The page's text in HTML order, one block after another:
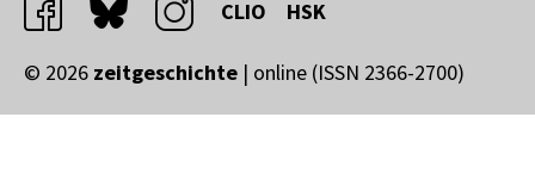
facebookbluesky instagram
CLIO HSK
© 2026 zeitgeschichte | online (ISSN 2366-2700)